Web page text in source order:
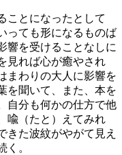
ことになったとして
っても形になるものば
響を受けることなしに
見れば心が癒やされ
まわりの大人に影響を
を聞いて、また、本を
自分も何かの仕方で他
喩（たと）えてみれ
きた波紋がやがて見え
く。